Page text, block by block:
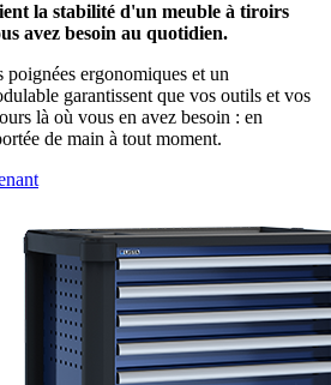
la stabilité d'un meuble à tiroirs
avez besoin au quotidien.
poignées ergonomiques et un
garantissent que vos outils et vos
là où vous en avez besoin : en
de main à tout moment.